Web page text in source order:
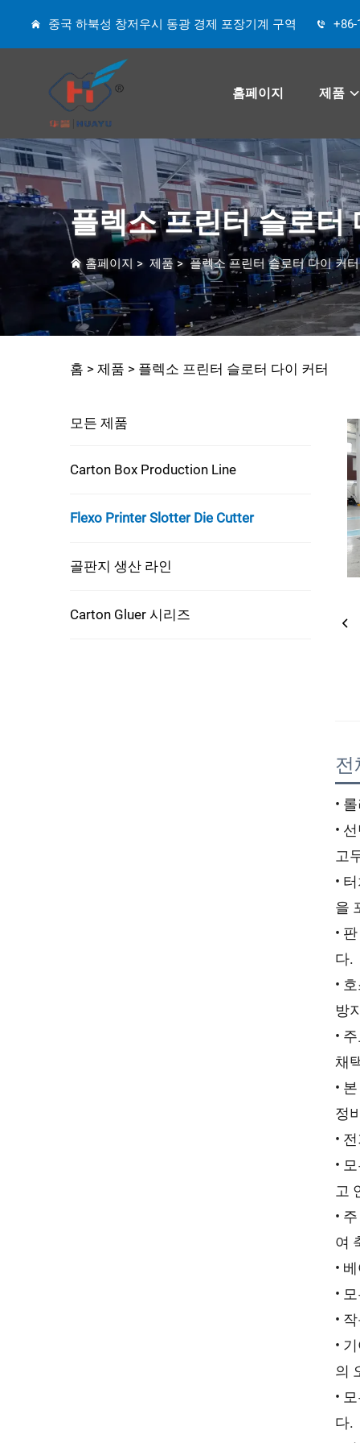
중국 하북성 창저우시 동광 경제 포장기계 구역 +86-
홈페이지 제품
플렉소 프린터 슬로터
홈페이지 > 제품 >플렉소 프린터 슬로터 다이 커터
홈 > 제품 > 플렉소 프린터 슬로터 다이 커터
모든 제품
Carton Box Production Line
Flexo Printer Slotter Die Cutter
골판지 생산 라인
Carton Gluer 시리즈
•
•
고
•
을
•
다.
•
방
•
채
•
정
•
•
고
•
여
•
•
•
•
의
•
다.